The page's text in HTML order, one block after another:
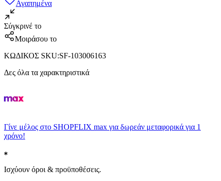
Αγαπημένα
Σύγκρινέ το
Μοιράσου το
ΚΩΔΙΚΟΣ SKU:SF-103006163
Δες όλα τα χαρακτηριστικά
Γίνε μέλος στο SHOPFLIX max για δωρεάν μεταφορικά για 1
χρόνο!
Ισχύουν όροι & προϋποθέσεις.